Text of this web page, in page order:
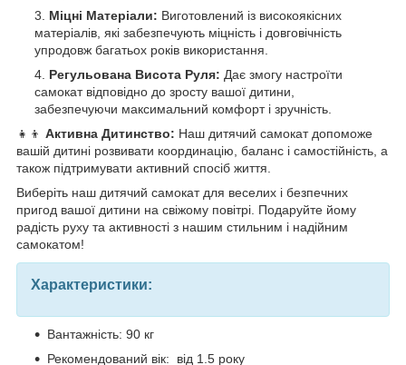
Міцні Матеріали: Виготовлений із високоякісних
матеріалів, які забезпечують міцність і довговічність
упродовж багатьох років використання.
Регульована Висота Руля: Дає змогу настроїти
самокат відповідно до зросту вашої дитини,
забезпечуючи максимальний комфорт і зручність.
👧👦 Активна Дитинство: Наш дитячий самокат допоможе
вашій дитині розвивати координацію, баланс і самостійність, а
також підтримувати активний спосіб життя.
Виберіть наш дитячий самокат для веселих і безпечних
пригод вашої дитини на свіжому повітрі. Подаруйте йому
радість руху та активності з нашим стильним і надійним
самокатом!
Характеристики:
Вантажність: 90 кг
Рекомендований вік: від 1.5 року